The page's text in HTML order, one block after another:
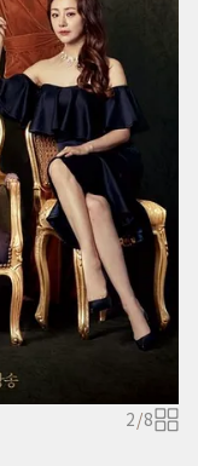
2/8